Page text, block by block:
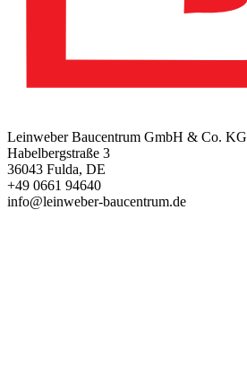
Leinweber Baucentrum GmbH & Co. KG
Habelbergstraße 3
36043 Fulda, DE
+49 0661 94640
info@leinweber-baucentrum.de